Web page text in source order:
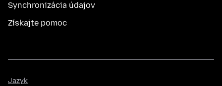
Synchronizácia údajov
Získajte pomoc
Jazyk